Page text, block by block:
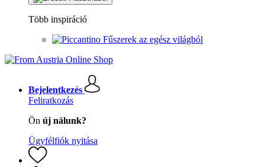
Több inspiráció
Fűszerek az egész világból
Bejelentkezés
Feliratkozás
Ön új nálunk?
Ügyfélfiók nyitása